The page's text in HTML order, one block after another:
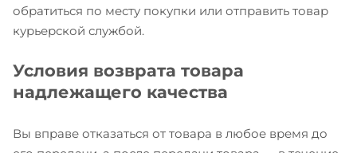
обратиться по месту покупки или отправить товар
курьерской службой.
Условия возврата товара
надлежащего качества
Вы вправе отказаться от товара в любое время до